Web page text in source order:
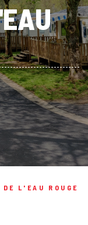
L'EAU ROUGE